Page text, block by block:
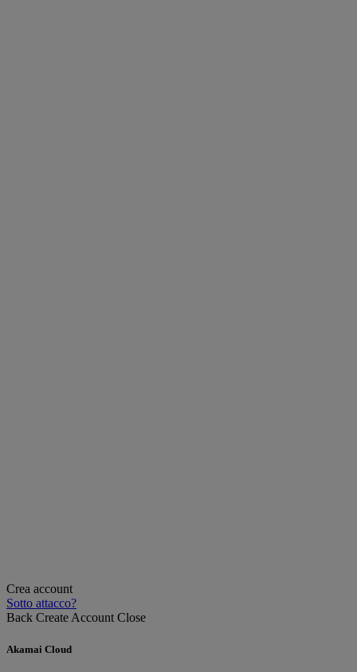
Crea account
Sotto attacco?
Back Create Account Close
Akamai Cloud